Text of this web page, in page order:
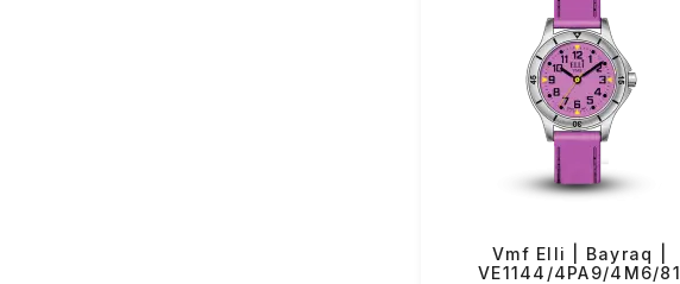
Vmf Elli | Bayraq |
VE1144/4PA9/4M6/81